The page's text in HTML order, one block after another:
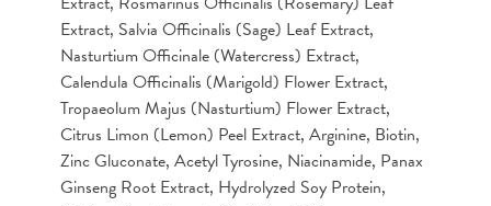
Extract, Salvia Officinalis (Sage) Leaf Extract,
Nasturtium Officinale (Watercress) Extract,
Calendula Officinalis (Marigold) Flower Extract,
Tropaeolum Majus (Nasturtium) Flower Extract,
Citrus Limon (Lemon) Peel Extract, Arginine, Biotin,
Zinc Gluconate, Acetyl Tyrosine, Niacinamide, Panax
Ginseng Root Extract, Hydrolyzed Soy Protein,